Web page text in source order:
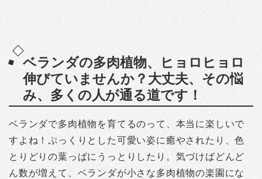
ベランダの多肉植物、ヒョロヒョロ
伸びていませんか？大丈夫、その悩
み、多くの人が通る道です！
ベランダで多肉植物を育てるのって、本当に楽しいで
すよね！ぷっくりとした可愛い姿に癒やされたり、色
とりどりの葉っぱにうっとりしたり。気づけばどんど
ん数が増えて、ベランダが小さな多肉植物の楽園にな